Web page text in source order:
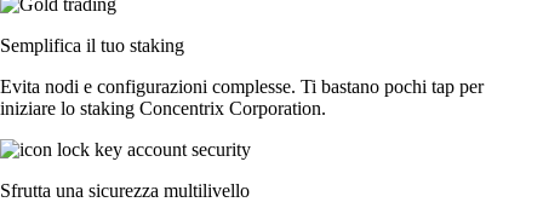
Semplifica il tuo staking
Evita nodi e configurazioni complesse. Ti bastano pochi tap per
iniziare lo staking Concentrix Corporation.
Sfrutta una sicurezza multilivello